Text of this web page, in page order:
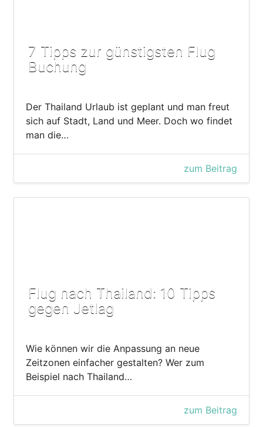
7 Tipps zur günstigsten Flug
Buchung
Der Thailand Urlaub ist geplant und man freut
sich auf Stadt, Land und Meer. Doch wo findet
man die…
zum Beitrag
Flug nach Thailand: 10 Tipps
gegen Jetlag
Wie können wir die Anpassung an neue
Zeitzonen einfacher gestalten? Wer zum
Beispiel nach Thailand…
zum Beitrag